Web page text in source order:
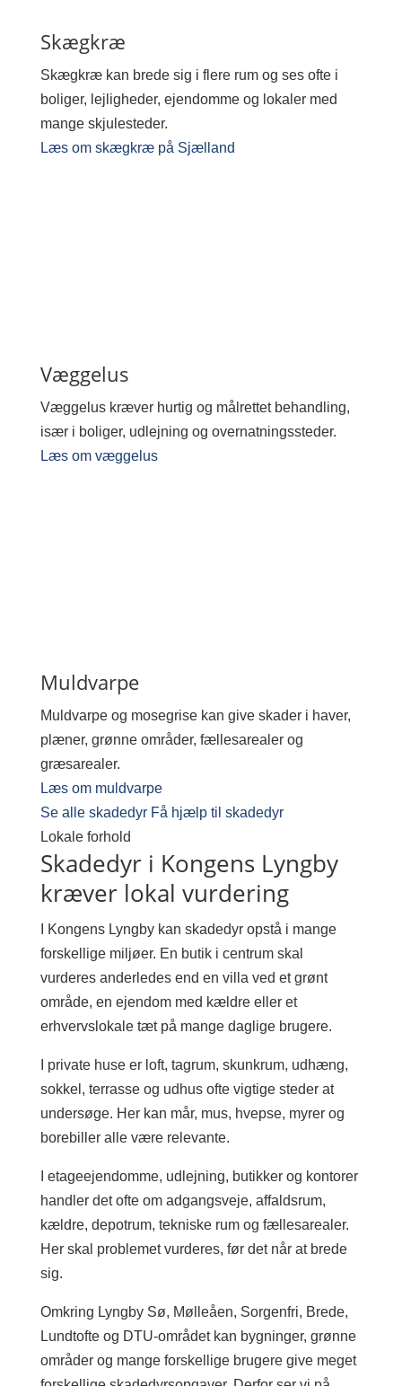
Skægkræ
Skægkræ kan brede sig i flere rum og ses ofte i
boliger, lejligheder, ejendomme og lokaler med
mange skjulesteder.
Læs om skægkræ på Sjælland
Væggelus
Væggelus kræver hurtig og målrettet behandling,
især i boliger, udlejning og overnatningssteder.
Læs om væggelus
Muldvarpe
Muldvarpe og mosegrise kan give skader i haver,
plæner, grønne områder, fællesarealer og
græsarealer.
Læs om muldvarpe
Se alle skadedyr Få hjælp til skadedyr
Lokale forhold
Skadedyr i Kongens Lyngby
kræver lokal vurdering
I Kongens Lyngby kan skadedyr opstå i mange
forskellige miljøer. En butik i centrum skal
vurderes anderledes end en villa ved et grønt
område, en ejendom med kældre eller et
erhvervslokale tæt på mange daglige brugere.
I private huse er loft, tagrum, skunkrum, udhæng,
sokkel, terrasse og udhus ofte vigtige steder at
undersøge. Her kan mår, mus, hvepse, myrer og
borebiller alle være relevante.
I etageejendomme, udlejning, butikker og kontorer
handler det ofte om adgangsveje, affaldsrum,
kældre, depotrum, tekniske rum og fællesarealer.
Her skal problemet vurderes, før det når at brede
sig.
Omkring Lyngby Sø, Mølleåen, Sorgenfri, Brede,
Lundtofte og DTU-området kan bygninger, grønne
områder og mange forskellige brugere give meget